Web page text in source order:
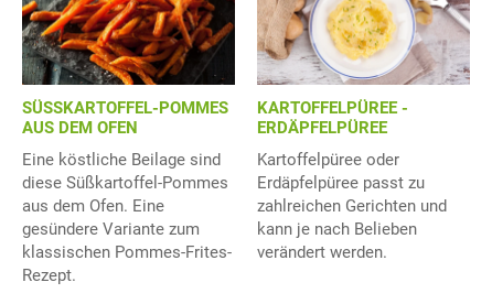
SÜSSKARTOFFEL-POMMES
AUS DEM OFEN
Eine köstliche Beilage sind
diese Süßkartoffel-Pommes
aus dem Ofen. Eine
gesündere Variante zum
klassischen Pommes-Frites-
Rezept.
KARTOFFELPÜREE -
ERDÄPFELPÜREE
Kartoffelpüree oder
Erdäpfelpüree passt zu
zahlreichen Gerichten und
kann je nach Belieben
verändert werden.